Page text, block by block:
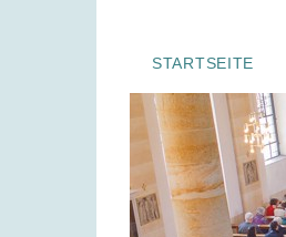
STARTSEITE